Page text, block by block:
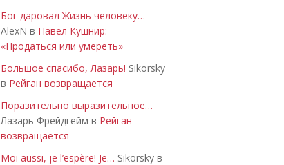
Бог даровал Жизнь человеку…
AlexN в Павел Кушнир:
«Продаться или умереть»
Большое спасибо, Лазарь! Sikorsky
в Рейган возвращается
Поразительно выразительное…
Лазарь Фрейдгейм в Рейган
возвращается
Moi aussi, je l’espère! Je… Sikorsky в